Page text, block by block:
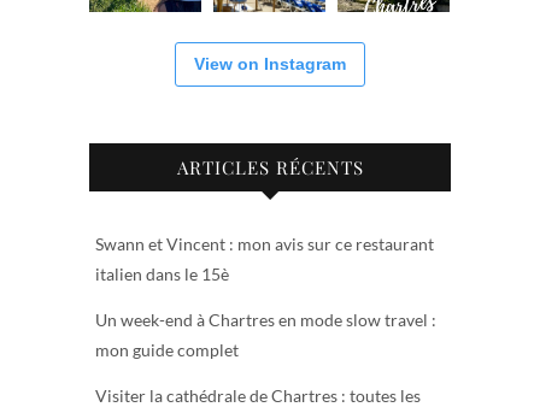
View on Instagram
ARTICLES RÉCENTS
Swann et Vincent : mon avis sur ce restaurant
italien dans le 15è
Un week-end à Chartres en mode slow travel :
mon guide complet
Visiter la cathédrale de Chartres : toutes les